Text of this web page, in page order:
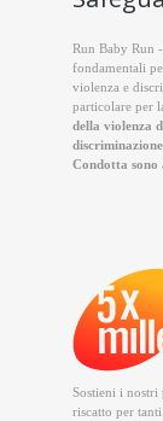
Run Baby Run
fondamentali
violenza e
particolare per
della violenza
discriminazione
Condotta sono
Sostieni i nostri
riscatto per